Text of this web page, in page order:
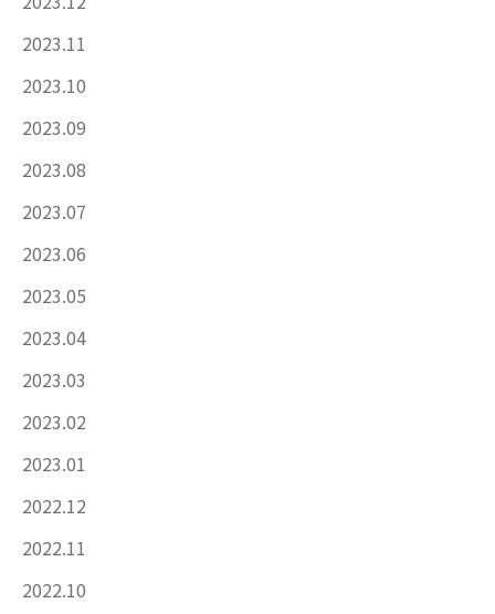
2023.11
2023.10
2023.09
2023.08
2023.07
2023.06
2023.05
2023.04
2023.03
2023.02
2023.01
2022.12
2022.11
2022.10